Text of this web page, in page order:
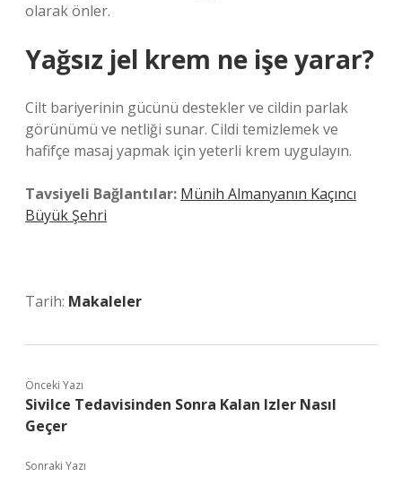
olarak önler.
Yağsız jel krem ne işe yarar?
Cilt bariyerinin gücünü destekler ve cildin parlak
görünümü ve netliği sunar. Cildi temizlemek ve
hafifçe masaj yapmak için yeterli krem ​​uygulayın.
Tavsiyeli Bağlantılar: Münih Almanyanın Kaçıncı
Büyük Şehri
Tarih: Makaleler
Önceki Yazı
Sivilce Tedavisinden Sonra Kalan Izler Nasıl
Geçer
Sonraki Yazı